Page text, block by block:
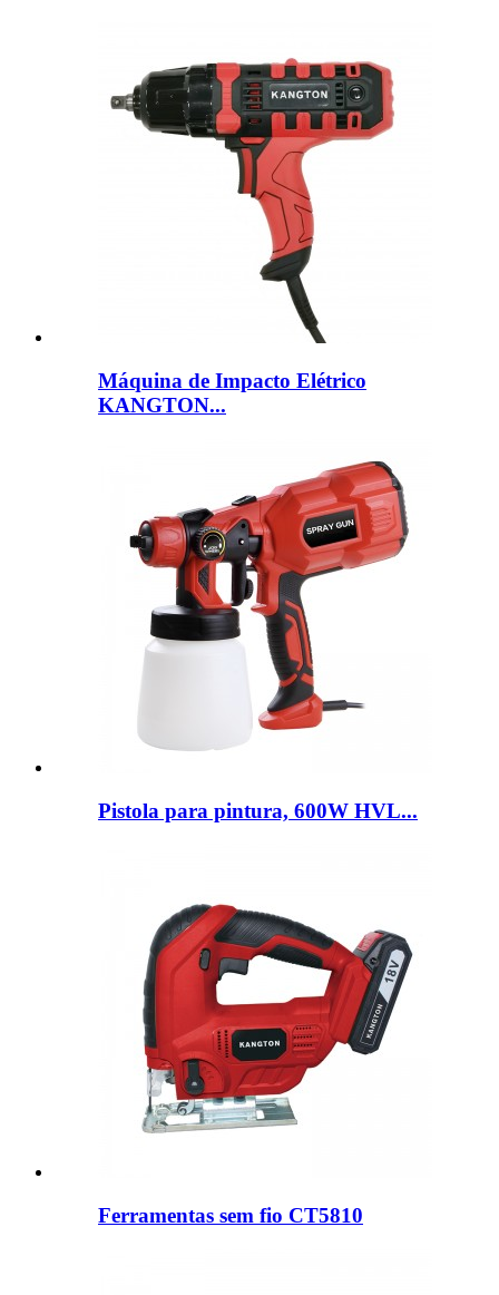
Máquina de Impacto Elétrico
KANGTON...
Pistola para pintura, 600W HVL...
Ferramentas sem fio CT5810